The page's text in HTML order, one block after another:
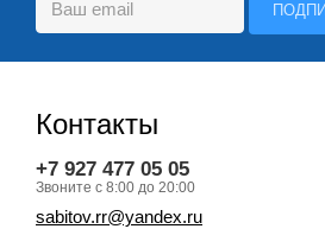
Контакты
+7 927 477 05 05
Звоните с 8:00 до 20:00
sabitov.rr@yandex.ru